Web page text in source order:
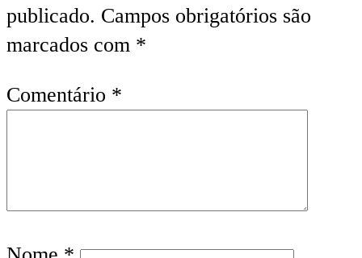
publicado. Campos obrigatórios são
marcados com *
Comentário *